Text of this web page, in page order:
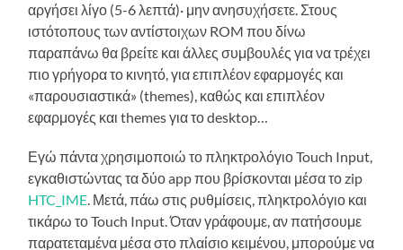
αργήσει λίγο (5-6 λεπτά)· μην ανησυχήσετε. Στους
ιστότοπους των αντίστοιχων ROM που δίνω
παραπάνω θα βρείτε και άλλες συμβουλές για να τρέχει
πιο γρήγορα το κινητό, για επιπλέον εφαρμογές και
«παρουσιαστικά» (themes), καθώς και επιπλέον
εφαρμογές και themes για το desktop…
Εγώ πάντα χρησιμοποιώ το πληκτρολόγιο Touch Input,
εγκαθιστώντας τα δύο app που βρίσκονται μέσα το zip
HTC_IME. Μετά, πάω στις ρυθμίσεις, πληκτρολόγιο και
τικάρω το Touch Input. Όταν γράφουμε, αν πατήσουμε
παρατεταμένα μέσα στο πλαίσιο κειμένου, μπορούμε να